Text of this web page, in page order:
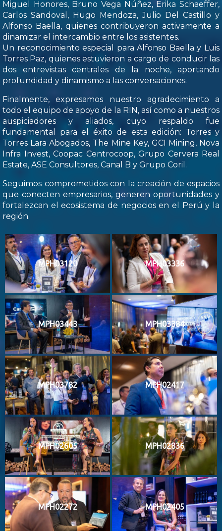
Miguel Honores, Bruno Vega Núñez, Erika Schaeffer,
Carlos Sandoval, Hugo Mendoza, Julio Del Castillo y
Alfonso Baella, quienes contribuyeron activamente a
dinamizar el intercambio entre los asistentes.
Un reconocimiento especial para Alfonso Baella y Luis
Torres Paz, quienes estuvieron a cargo de conducir las
dos entrevistas centrales de la noche, aportando
profundidad y dinamismo a las conversaciones.
Finalmente, expresamos nuestro agradecimiento a
todo el equipo de apoyo de la RIN, así como a nuestros
auspiciadores y aliados, cuyo respaldo fue
fundamental para el éxito de esta edición: Torres y
Torres Lara Abogados, The Mine Key, GCI Mining, Nova
Infra Invest, Coopac Centrocoop, Grupo Cervera Real
Estate, ASE Consultores, Canal B y Grupo Coril.
Seguimos comprometidos con la creación de espacios
que conecten empresarios, generen oportunidades y
fortalezcan el ecosistema de negocios en el Perú y la
región.
MPH03120 MPH03336
MPH03443 MPH03384
MPH03782 MPH02417
MPH02605 MPH02836
MPH02272 MPH02405